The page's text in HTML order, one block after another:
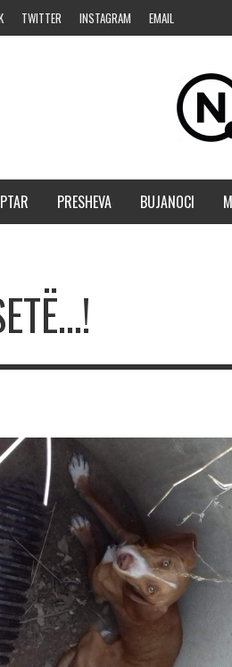
TWITTER INSTAGRAM EMAIL
PRESHEVA BUJANOCI